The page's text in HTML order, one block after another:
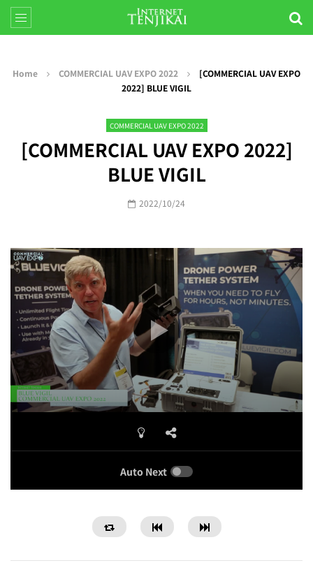
Home COMMERCIAL UAV EXPO 2022
[COMMERCIAL UAV EXPO
2022] BLUE VIGIL
COMMERCIAL UAV EXPO 2022
[COMMERCIAL UAV EXPO 2022]
BLUE VIGIL
2022/10/24
Auto Next